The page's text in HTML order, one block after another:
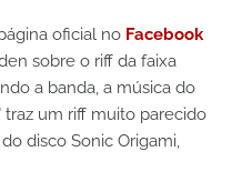
oficial no Facebook
sobre o riff da faixa
a banda, a música do
traz um riff muito parecido
disco Sonic Origami,